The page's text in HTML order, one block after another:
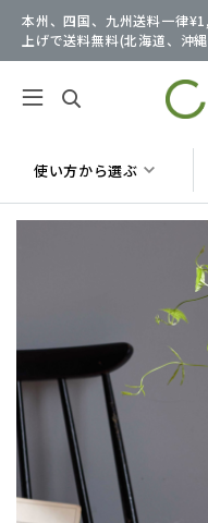
本州、四国、九州送料一律
上げで送料無料(北海道、沖
使い方から選ぶ